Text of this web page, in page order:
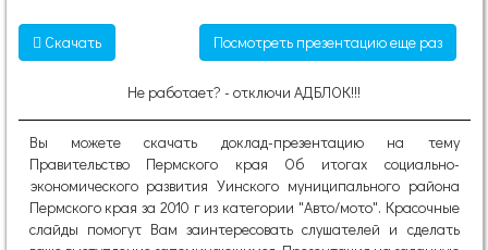
Скачать Посмотреть презентацию еще раз
Не работает? - отключи АДБЛОК!!!
Вы можете скачать доклад-презентацию на тему
Правительство Пермского края Об итогах социально-
экономического развития Уинского муниципального района
Пермского края за 2010 г из категории "Авто/мото". Красочные
слайды помогут Вам заинтересовать слушателей и сделать